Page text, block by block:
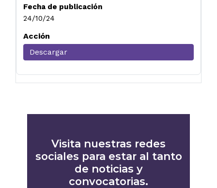
24/10/24
Descargar
Visita nuestras redes
sociales para estar al tanto
de noticias y
convocatorias.